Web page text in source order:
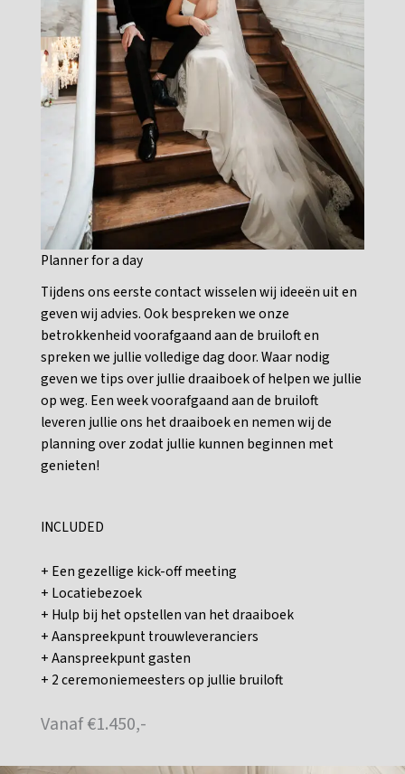
Planner for a day
Tijdens ons eerste contact wisselen wij ideeën uit en
geven wij advies. Ook bespreken we onze
betrokkenheid voorafgaand aan de bruiloft en
spreken we jullie volledige dag door. Waar nodig
geven we tips over jullie draaiboek of helpen we jullie
op weg. Een week voorafgaand aan de bruiloft
leveren jullie ons het draaiboek en nemen wij de
planning over zodat jullie kunnen beginnen met
genieten!
INCLUDED
+ Een gezellige kick-off meeting
+ Locatiebezoek
+ Hulp bij het opstellen van het draaiboek
+ Aanspreekpunt trouwleveranciers
+ Aanspreekpunt gasten
+ 2 ceremoniemeesters op jullie bruiloft
Vanaf €1.450,-